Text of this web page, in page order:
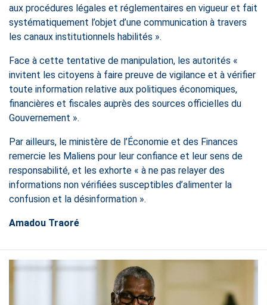
aux procédures légales et réglementaires en vigueur et fait
systématiquement l’objet d’une communication à travers
les canaux institutionnels habilités ».
Face à cette tentative de manipulation, les autorités «
invitent les citoyens à faire preuve de vigilance et à vérifier
toute information relative aux politiques économiques,
financières et fiscales auprès des sources officielles du
Gouvernement ».
Par ailleurs, le ministère de l’Économie et des Finances
remercie les Maliens pour leur confiance et leur sens de
responsabilité, et les exhorte « à ne pas relayer des
informations non vérifiées susceptibles d’alimenter la
confusion et la désinformation ».
Amadou Traoré